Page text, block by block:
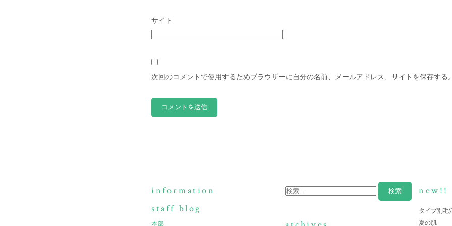
サイト
次回のコメントで使用するためブラウザーに自分の名前、メールアドレス、サイトを保存する。
information
staff blog
本部
new!!
タイプ別毛
夏の肌